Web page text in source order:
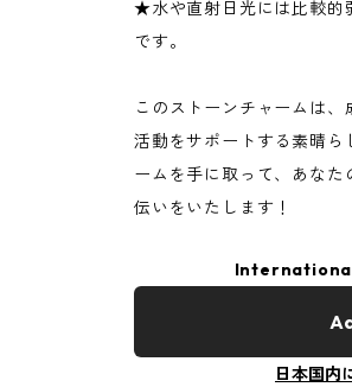
★水や直射日光には比較的
です。
このストーンチャームは
活動をサポートする素晴
ームを手に取って、あな
伝いをいたします！
日本国内